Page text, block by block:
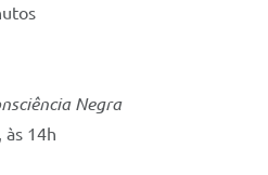
Negra
14h